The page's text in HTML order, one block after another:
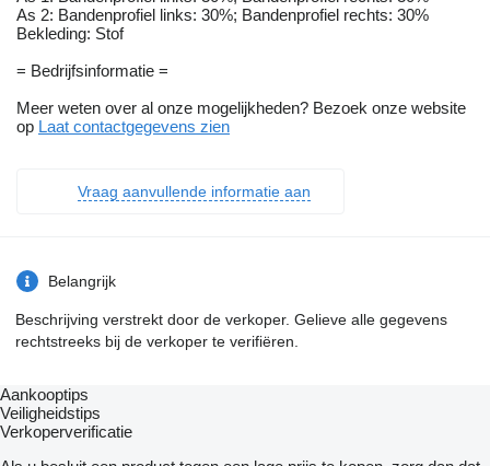
As 2: Bandenprofiel links: 30%; Bandenprofiel rechts: 30%
Bekleding: Stof
= Bedrijfsinformatie =
Meer weten over al onze mogelijkheden? Bezoek onze website
op Laat contactgegevens zien
Vraag aanvullende informatie aan
Belangrijk
Beschrijving verstrekt door de verkoper. Gelieve alle gegevens
rechtstreeks bij de verkoper te verifiëren.
Aankooptips
Veiligheidstips
Verkoperverificatie